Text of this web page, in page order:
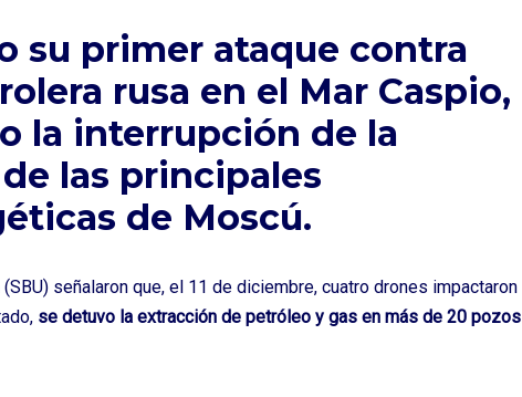
su primer ataque contra
rusa en el Mar Caspio,
la interrupción de la
las principales
de Moscú.
señalaron que, el 11 de diciembre, cuatro drones impactaron
se detuvo la extracción de petróleo y gas en más de 20 pozos